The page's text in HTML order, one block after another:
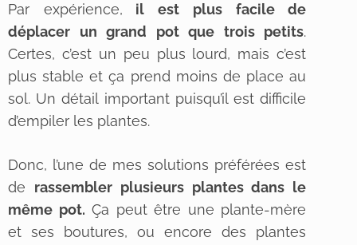
Par expérience, il est plus facile de
déplacer un grand pot que trois petits.
Certes, c’est un peu plus lourd, mais c’est
plus stable et ça prend moins de place au
sol. Un détail important puisqu’il est difficile
d’empiler les plantes.
Donc, l’une de mes solutions préférées est
de rassembler plusieurs plantes dans le
même pot. Ça peut être une plante-mère
et ses boutures, ou encore des plantes